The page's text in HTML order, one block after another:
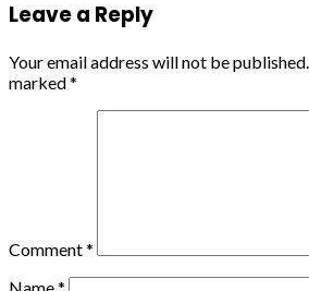
Leave a Reply
Your email address will not be published.
marked*
Comment*